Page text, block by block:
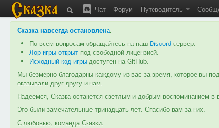
Чат Форум Путеводитель
Сказка навсегда остановлена.
По всем вопросам обращайтесь на наш Discord сервер.
Лор игры открыт под свободной лицензией.
Исходный код игры доступен на GitHub.
Мы безмерно благодарны каждому из вас за время, которое вы
оказывали друг другу и нам.
Надеемся, Сказка останется светлым и добрым воспоминанием
Это были замечательные тринадцать лет. Спасибо вам за них.
С любовью, команда Сказки.